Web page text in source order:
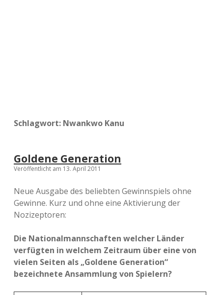
Schlagwort: Nwankwo Kanu
Goldene Generation
Veröffentlicht am 13. April 2011
Neue Ausgabe des beliebten Gewinnspiels ohne
Gewinne. Kurz und ohne eine Aktivierung der
Nozizeptoren:
Die Nationalmannschaften welcher Länder
verfügten in welchem Zeitraum über eine von
vielen Seiten als „Goldene Generation“
bezeichnete Ansammlung von Spielern?